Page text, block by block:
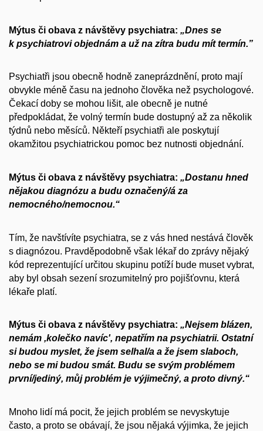
Mýtus či obava z návštěvy psychiatra: „Dnes se
k psychiatrovi objednám a už na zítra budu mít termín.”
Psychiatři jsou obecně hodně zaneprázdnění, proto mají
obvykle méně času na jednoho člověka než psychologové.
Čekací doby se mohou lišit, ale obecně je nutné
předpokládat, že volný termín bude dostupný až za několik
týdnů nebo měsíců. Někteří psychiatři ale poskytují
okamžitou psychiatrickou pomoc bez nutnosti objednání.
Mýtus či obava z návštěvy psychiatra: „Dostanu hned
nějakou diagnózu a budu označený/á za
nemocného/nemocnou.“
Tím, že navštívíte psychiatra, se z vás hned nestává člověk
s diagnózou. Pravděpodobně však lékař do zprávy nějaký
kód reprezentující určitou skupinu potíží bude muset vybrat,
aby byl obsah sezení srozumitelný pro pojišťovnu, která
lékaře platí.
Mýtus či obava z návštěvy psychiatra: „Nejsem blázen,
nemám ,kolečko navíc', nepatřím na psychiatrii. Ostatní
si budou myslet, že jsem selhal/a a že jsem slaboch,
nebo se mi budou smát. Budu se svým problémem
první/jediný, můj problém je výjimečný, a proto divný.“
Mnoho lidí má pocit, že jejich problém se nevyskytuje
často, a proto se obávají, že jsou nějaká výjimka, že jejich